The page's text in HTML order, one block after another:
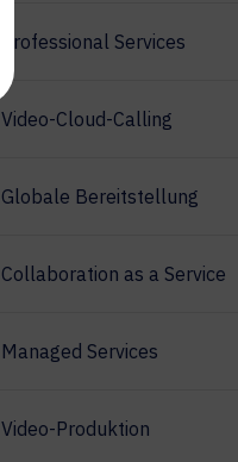
Professional Services
Video-Cloud-Calling
Globale Bereitstellung
Collaboration as a Service
Managed Services
Video-Produktion